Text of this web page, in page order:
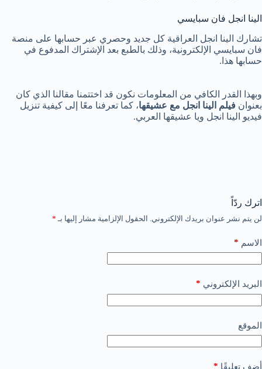
الينا انجل فان سبايسي
تشارك الينا انجل العراقية كل جديد وحصري عبر حسابها على منصة
فان سبايسي الإلكترونية، وذلك بالطبع بعد الإشتراك المدفوع في
حسابها هذا.
وبهذا القدر الكافي من المعلومات نكون قد اختتمنا مقالنا الذي كان
بعنوان فيلم الينا انجل مع عشيقها، كما تعرفنا معًا إلى كيفية تنزيل
فيديو الينا انجل ويا عشيقها العربي.
اترك ردّاً
لن يتم نشر عنوان بريدك الإلكتروني. الحقول الإلزامية مشار إليها بـ *
الاسم *
البريد الإلكتروني *
الموقع
أضف تعليقًا *